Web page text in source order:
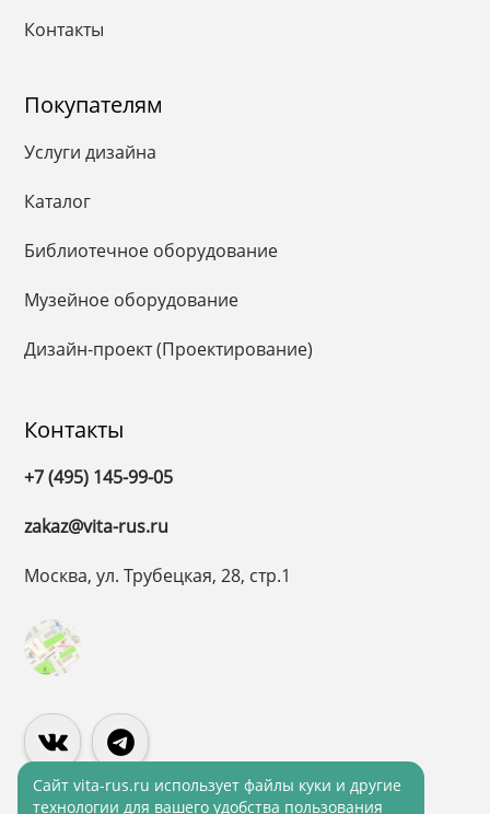
Контакты
Покупателям
Услуги дизайна
Каталог
Библиотечное оборудование
Музейное оборудование
Дизайн-проект (Проектирование)
Контакты
+7 (495) 145-99-05
zakaz@vita-rus.ru
Москва, ул. Трубецкая, 28, стр.1
Cайт vita-rus.ru использует файлы куки и другие
технологии для вашего удобства пользования